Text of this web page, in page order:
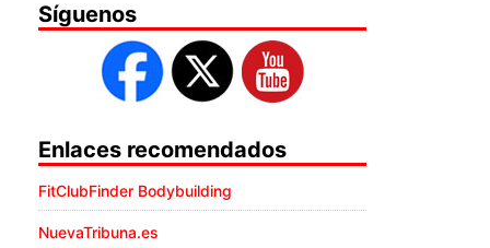
Síguenos
Enlaces recomendados
FitClubFinder Bodybuilding
NuevaTribuna.es